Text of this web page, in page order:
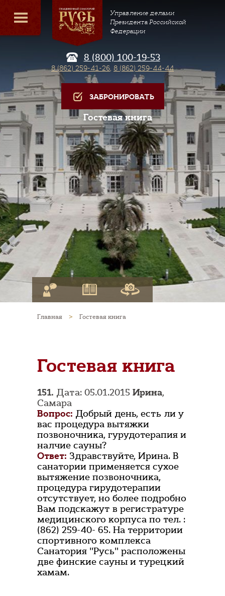
Управление делами
Президента Российской
Федерации
8 (800) 100-19-53
8 (862) 259-41-26, 8 (862) 259-44-44
ЗАБРОНИРОВАТЬ
Гостевая книга
Главная > Гостевая книга
Гостевая книга
151. Дата: 05.01.2015 Ирина,
Самара
Вопрос: Добрый день, есть ли у
вас процедура вытяжки
позвоночника, гурудотерапия и
налчие сауны?
Ответ: Здравствуйте, Ирина. В
санатории применяется сухое
вытяжение позвоночника,
процедура гирудотерапии
отсутствует, но более подробно
Вам подскажут в регистратуре
медицинского корпуса по тел. :
(862) 259-40- 65. На территории
спортивного комплекса
Санатория "Русь" расположены
две финские сауны и турецкий
хамам.